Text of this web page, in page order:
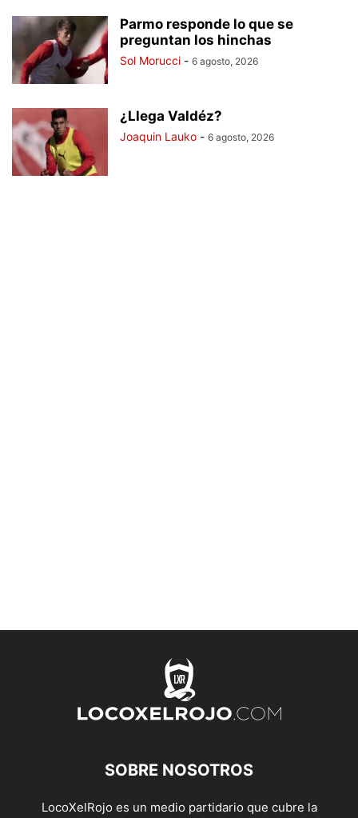
Parmo responde lo que se
preguntan los hinchas
Sol Morucci - 6 agosto, 2026
¿Llega Valdéz?
Joaquin Lauko - 6 agosto, 2026
SOBRE NOSOTROS
LocoXelRojo es un medio partidario que cubre la